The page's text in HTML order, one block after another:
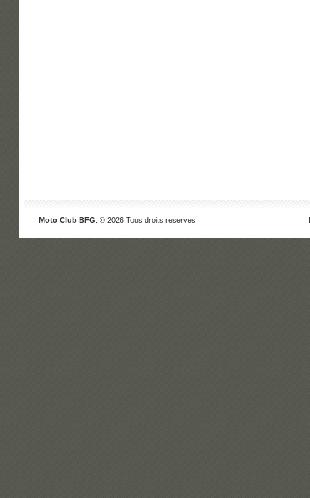
Moto Club BFG . © 2026 Tous droits reserves.